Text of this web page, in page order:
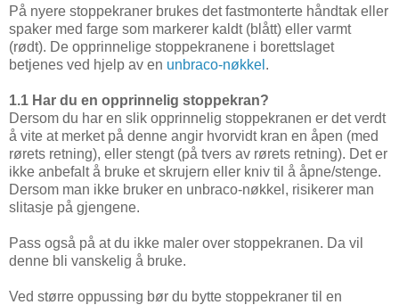
På nyere stoppekraner brukes det fastmonterte håndtak eller
spaker med farge som markerer kaldt (blått) eller varmt
(rødt). De opprinnelige stoppekranene i borettslaget
betjenes ved hjelp av en unbraco-nøkkel .
1.1 Har du en opprinnelig stoppekran?
Dersom du har en slik opprinnelig stoppekranen er det verdt
å vite at merket på denne angir hvorvidt kran en åpen (med
rørets retning), eller stengt (på tvers av rørets retning). Det er
ikke anbefalt å bruke et skrujern eller kniv til å åpne/stenge.
Dersom man ikke bruker en unbraco-nøkkel, risikerer man
slitasje på gjengene.
Pass også på at du ikke maler over stoppekranen. Da vil
denne bli vanskelig å bruke.
Ved større oppussing bør du bytte stoppekraner til en